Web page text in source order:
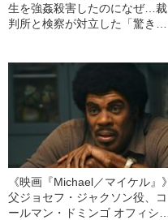
生を強姦殺害したのになぜ…裁
判所と検察が対立した「驚きの
《映画『Michael／マイケル』》
父ジョセフ・ジャクソン役、コ
ールマン・ドミンゴ オフィシャ